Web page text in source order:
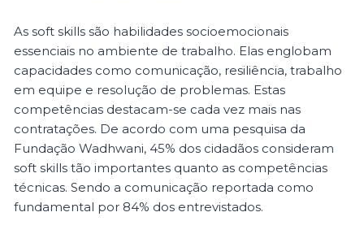
As soft skills são habilidades socioemocionais
essenciais no ambiente de trabalho. Elas englobam
capacidades como comunicação, resiliência, trabalho
em equipe e resolução de problemas. Estas
competências destacam-se cada vez mais nas
contratações. De acordo com uma pesquisa da
Fundação Wadhwani, 45% dos cidadãos consideram
soft skills tão importantes quanto as competências
técnicas. Sendo a comunicação reportada como
fundamental por 84% dos entrevistados.